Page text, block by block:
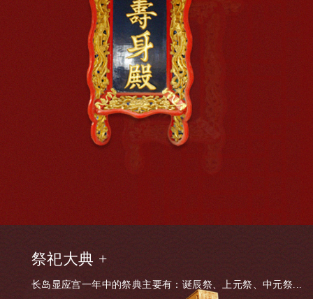
祭祀大典 +
长岛显应宫一年中的祭典主要有：诞辰祭、上元祭、中元祭...